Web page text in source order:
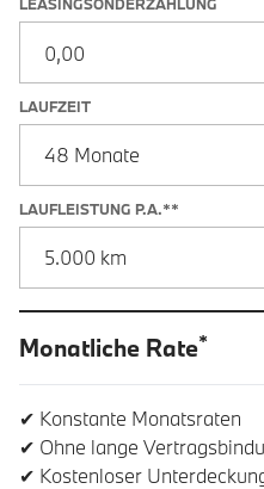
LAUFZEIT
LAUFLEISTUNG P.A.**
Monatliche Rate*
✔ Konstante Monatsraten
✔ Ohne lange
✔ Kostenloser